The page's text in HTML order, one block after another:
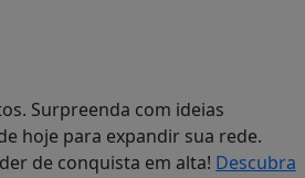
Surpreenda com ideias
hoje para expandir sua rede.
de conquista em alta! Descubra